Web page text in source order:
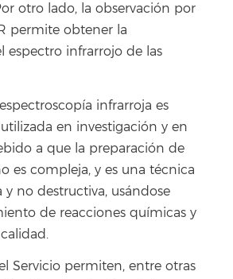
otro lado, la observación por
permite obtener la
espectro infrarrojo de las
infrarroja es
en investigación y en
a que la preparación de
es compleja, y es una técnica
y no destructiva, usándose
de reacciones químicas y
Servicio permiten, entre otras